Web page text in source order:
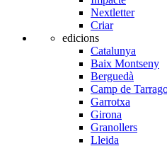
Nextletter
Criar
edicions
Catalunya
Baix Montseny
Berguedà
Camp de
Garrotxa
Girona
Granollers
Lleida